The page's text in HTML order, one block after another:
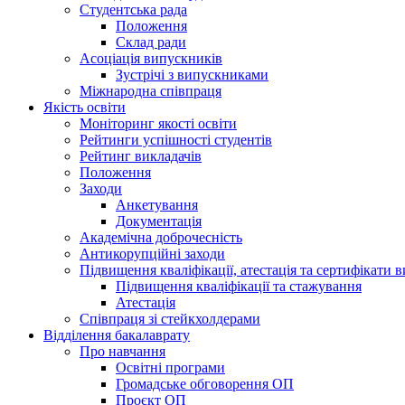
Студентська рада
Положення
Склад ради
Асоціація випускників
Зустрічі з випускниками
Міжнародна співпраця
Якість освіти
Моніторинг якості освіти
Рейтинги успішності студентів
Рейтинг викладачів
Положення
Заходи
Анкетування
Документація
Академічна доброчесність
Антикорупційні заходи
Підвищення кваліфікації, атестація та сертифікати
Підвищення кваліфікації та стажування
Атестація
Співпраця зі стейкхолдерами
Відділення бакалаврату
Про навчання
Освітні програми
Громадське обговорення ОП
Проєкт ОП